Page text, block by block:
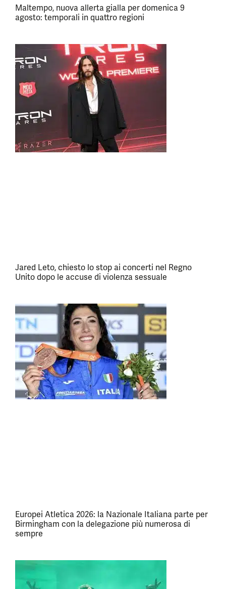
Maltempo, nuova allerta gialla per domenica 9
agosto: temporali in quattro regioni
Jared Leto, chiesto lo stop ai concerti nel Regno
Unito dopo le accuse di violenza sessuale
Europei Atletica 2026: la Nazionale Italiana parte per
Birmingham con la delegazione più numerosa di
sempre